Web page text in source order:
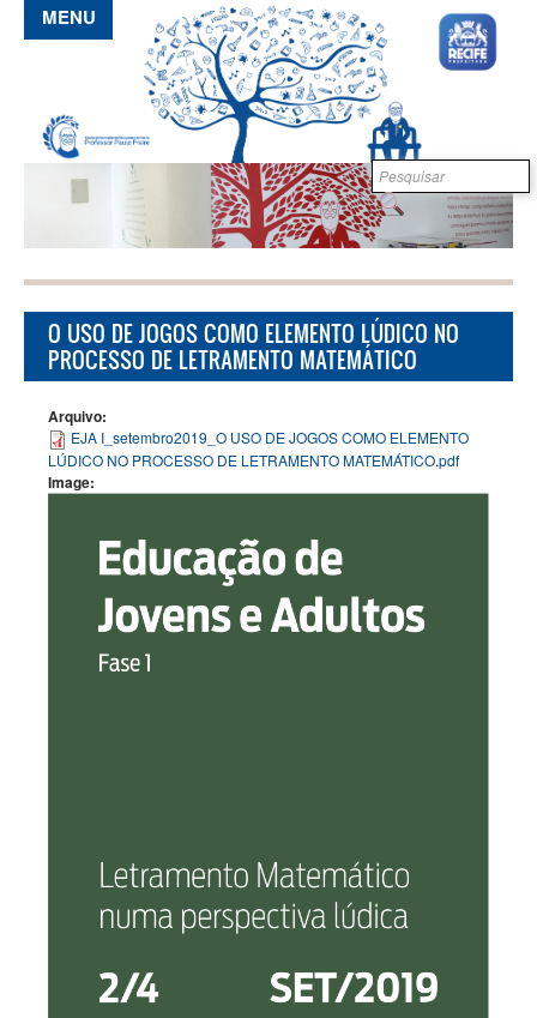
Pular para o conteúdo principal
Formulário de
busca
MENU
O USO DE JOGOS COMO ELEMENTO LÚDICO NO
PROCESSO DE LETRAMENTO MATEMÁTICO
Arquivo:
EJA I_setembro2019_O USO DE JOGOS COMO ELEMENTO
LÚDICO NO PROCESSO DE LETRAMENTO MATEMÁTICO.pdf
Image: